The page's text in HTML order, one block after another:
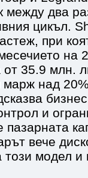
между два
цикъл.
при
на
35.9 млн.
марж над
и
вече
модел и